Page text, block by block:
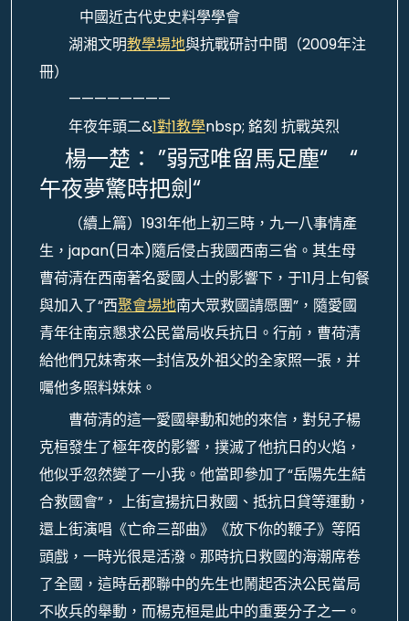
中國近古代史史料學學會
湖湘文明教學場地與抗戰研討中間（2009年注
冊）
————————
年夜年頭二&1對1教學nbsp; 銘刻 抗戰英烈
楊一楚： ”弱冠唯留馬足塵“ “
午夜夢驚時把劍“
（續上篇）1931年他上初三時，九一八事情產
生，japan(日本)隨后侵占我國西南三省。其生母
曹荷清在西南著名愛國人士的影響下，于11月上旬餐
與加入了“西聚會場地南大眾救國請愿團”，隨愛國
青年往南京懇求公民當局收兵抗日。行前，曹荷清
給他們兄妹寄來一封信及外祖父的全家照一張，并
囑他多照料妹妹。
曹荷清的這一愛國舉動和她的來信，對兒子楊
克桓發生了極年夜的影響，撲滅了他抗日的火焰，
他似乎忽然變了一小我。他當即參加了“岳陽先生結
合救國會”， 上街宣揚抗日救國、抵抗日貸等運動，
還上街演唱《亡命三部曲》《放下你的鞭子》等陌
頭戲，一時光很是活潑。那時抗日救國的海潮席卷
了全國，這時岳郡聯中的先生也鬧起否決公民當局
不收兵的舉動，而楊克桓是此中的重要分子之一。